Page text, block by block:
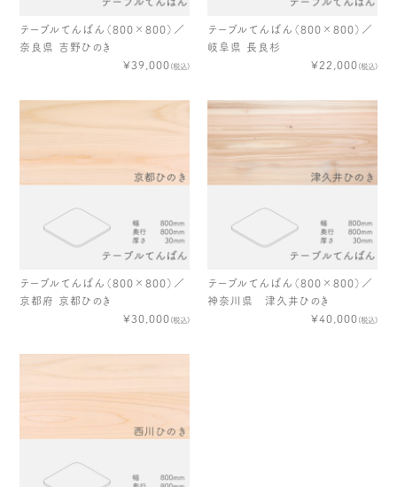
出店情報！ メディア掲載＆プレスリリース
全て見る
テーブルてんばん（800×800）／
奈良県 吉野ひのき
¥39,000 (税込)
テーブルてんばん（800×800）／
岐阜県 長良杉
¥22,000 (税込)
テーブルてんばん（800×800）／
京都府 京都ひのき
¥30,000 (税込)
テーブルてんばん（800×800）／
神奈川県 津久井ひのき
¥40,000 (税込)